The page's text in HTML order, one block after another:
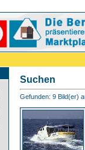
Suchen
Gefunden: 9 Bild(er)